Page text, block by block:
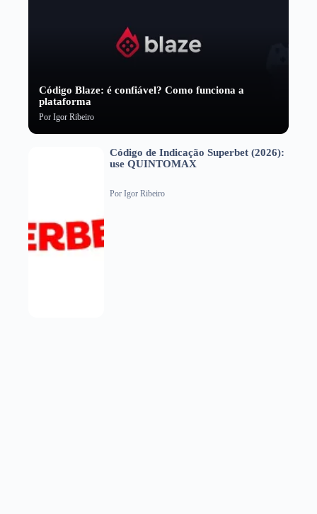
Código Blaze: é confiável? Como funciona a
plataforma
Por Igor Ribeiro
Código de Indicação Superbet (2026):
use QUINTOMAX
Por Igor Ribeiro